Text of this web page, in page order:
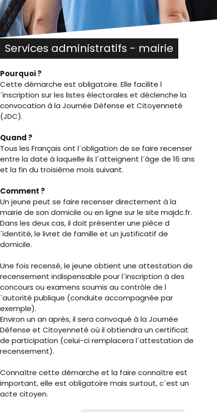
Services administratifs - mairie
Pourquoi ?
Cette démarche est obligatoire. Elle facilite l
´inscription sur les listes électorales et déclenche la
convocation à la Journée Défense et Citoyenneté
(JDC).
Quand ?
Tous les Français ont l´obligation de se faire recenser
entre la date à laquelle ils l´atteignent l´âge de 16 ans
et la fin du troisième mois suivant.
Comment ?
Un jeune peut se faire recenser directement à la
mairie de son domicile ou en ligne sur le site majdc.fr.
Dans les deux cas, il doit présenter une pièce d
´identité, le livret de famille et un justificatif de
domicile.
Une fois recensé, le jeune obtient une attestation de
recensement indispensable pour l´inscription à des
concours ou examens soumis au contrôle de l
´autorité publique (conduite accompagnée par
exemple).
Environ un an après, il sera convoqué à la Journée
Défense et Citoyenneté où il obtiendra un certificat
de participation (celui-ci remplacera l´attestation de
recensement).
Connaître cette démarche et la faire connaître est
important, elle est obligatoire mais surtout, c´est un
acte citoyen.